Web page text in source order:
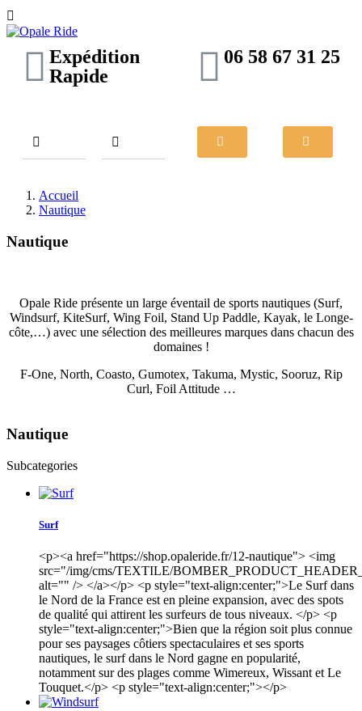

Expédition
Rapide
06 58 67 31 25
Accueil
Nautique
Nautique
Opale Ride présente un large éventail de sports nautiques (Surf,
Windsurf, KiteSurf, Wing Foil, Stand Up Paddle, Kayak, le Longe-
côte,…) avec une sélection des meilleures marques dans chacun des
domaines !
F-One, North, Coasto, Gumotex, Takuma, Mystic, Sooruz, Rip
Curl, Foil Attitude …
Nautique
Subcategories
Surf
<p><a href="https://shop.opaleride.fr/12-nautique"> <img
src="/img/cms/TEXTILE/
alt="" /> </a></p> <p style="text-align:center;">Le Surf dans
le Nord de la France est en pleine expansion, avec des spots
de qualité qui attirent les surfeurs de tous niveaux. </p> <p
style="text-align:center;">Bien que la région soit plus connue
pour ses paysages côtiers spectaculaires et ses sports
nautiques, le surf dans le Nord gagne en popularité,
notamment sur des plages comme Wimereux, Wissant et Le
Touquet.</p> <p style="text-align:center;"></p>